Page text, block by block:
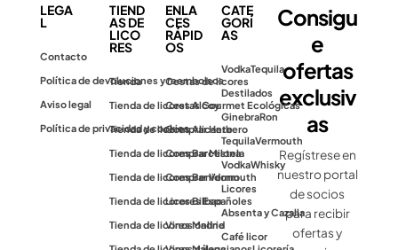
LEGA
L
Contacto
Política de devoluciones y reembolsos
Aviso legal
Política de privacidad y cookies
TIEND
AS DE
LICO
RES
Tienda
Tienda de licores Alcoy
Tienda de licores Alicante
Tienda de licores Barcelona
Tienda de licores Benidorm
Tienda de licores Bilbao
Tienda de licores Madrid
ENLA
CES
RÁPID
OS
Cestas de licores
Cestas Gourmet Ecológicas
Comprar Herbero
Comprar Mistela
Comprar Vermouth
Licores Españoles
Vinos online
CATE
GORÍ
AS
VodkaTequila
Destilados
GinebraRon
TequilaVermouth
VodkaWhisky
Licores
Absenta y Cazalla
Café licor
Consigu
e
ofertas
exclusiv
as
Regístrese en
nuestro portal
de socios
para recibir
ofertas y